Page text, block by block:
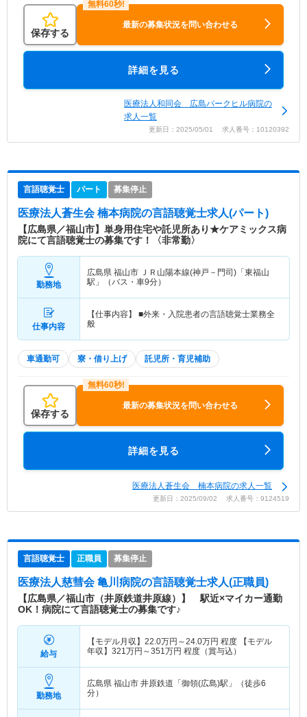
保存する
最新の募集状況を問い合わせる
詳細を見る
医療法人和同会 広島パークヒル病院の
求人一覧
更新日：2025/05/01 求人番号：10120392
言語聴覚士 パート 募集停止
医療法人蒼生会 楠本病院の言語聴覚士求人(パート)
【広島県／福山市】単身用住宅や託児所あり★ケアミックス病
院にて言語聴覚士の募集です！〈非常勤〉
勤務地
広島県 福山市 ＪＲ山陽本線(神戸－門司)「東福山
駅」（バス・車9分）
仕事内容
【仕事内容】 ■外来・入院患者の言語聴覚士業務全
般
車通勤可 寮・借り上げ 託児所・育児補助
保存する
最新の募集状況を問い合わせる
詳細を見る
医療法人蒼生会 楠本病院の求人一覧
更新日：2025/09/02 求人番号：9124519
言語聴覚士 正職員 募集停止
医療法人慈彗会 亀川病院の言語聴覚士求人(正職員)
【広島県／福山市（井原鉄道井原線）】 駅近×マイカー通勤
OK！病院にて言語聴覚士の募集です♪
給与
【モデル月収】 22.0万円～24.0万円 程度 【モデル
年収】 321万円～351万円 程度（賞与込）
勤務地
広島県 福山市 井原鉄道「御領(広島)駅」（徒歩6
分）